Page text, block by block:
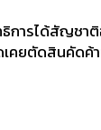
การได้สัญชา
คยตัดสินคัดค้